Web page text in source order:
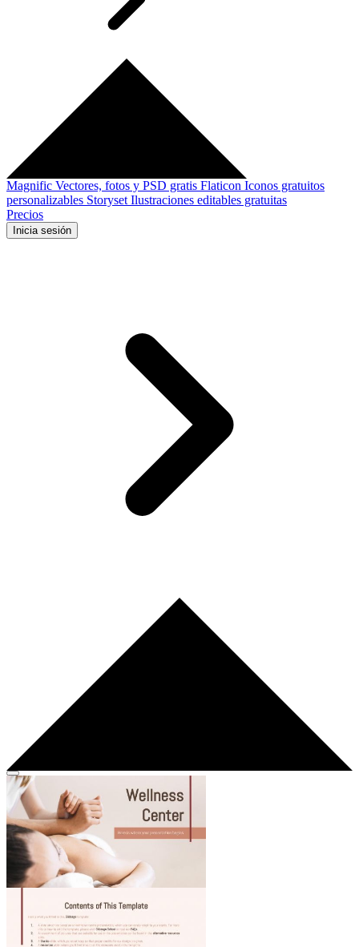
Magnific Vectores, fotos y PSD gratis Flaticon Iconos gratuitos
personalizables Storyset Ilustraciones editables gratuitas
Precios
Inicia sesión